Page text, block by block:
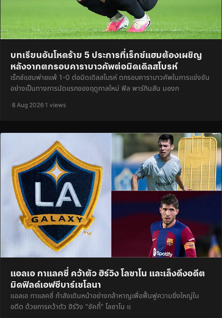
บทเรียนอันโหดร้าย 5 ประการที่เร็กซ์แฮมต้องเผชิญ
หลังจากตกรอบคาราบาวคัพต่อมิดเดิลสโบรห์
เร็กซ์แฮมพ่ายแพ้ 1-0 ต่อมิดเดิลสโบรห์ ตกรอบคาราบาวคัพในการแข่งขัน
อย่างเป็นทางการนัดแรกของฤดูกาลใหม่ ฟิล พาร์กินสัน มองก
·8 Aug 2026·1 views
แอลเอ กาแลคซี่ คว้าตัว ฮิร์วิง โลซาโน และเล็งดึงอดีต
มิดฟิลด์เอฟซีบาร์เซโลนา
แอลเอ กาแลคซี่ กำลังเดินหน้าอย่างกล้าหาญเพื่อฟื้นฟูความยิ่งใหญ่ใน
อดีต ด้วยการคว้าตัว ฮิร์วิง "ชัคกี้" โลซาโน แ